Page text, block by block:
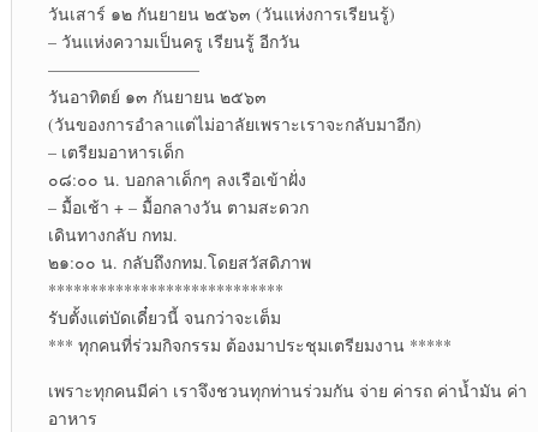
วันเสาร์ ๑๒ กันยายน ๒๕๖๓ (วันแห่งการเรียนรู้)
– วันแห่งความเป็นครู เรียนรู้ อีกวัน
—————————
วันอาทิตย์ ๑๓ กันยายน ๒๕๖๓
(วันของการอำลาแต่ไม่อาลัยเพราะเราจะกลับมาอีก)
– เตรียมอาหารเด็ก
๐๘:๐๐ น. บอกลาเด็กๆ ลงเรือเข้าฝั่ง
– มื้อเช้า + – มื้อกลางวัน ตามสะดวก
เดินทางกลับ กทม.
๒๑:๐๐ น. กลับถึงกทม.โดยสวัสดิภาพ
****************************
รับตั้งแต่บัดเดี๋ยวนี้ จนกว่าจะเต็ม
*** ทุกคนที่ร่วมกิจกรรม ต้องมาประชุมเตรียมงาน *****
เพราะทุกคนมีค่า เราจึงชวนทุกท่านร่วมกัน จ่าย ค่ารถ ค่าน้ำมัน ค่า
อาหาร